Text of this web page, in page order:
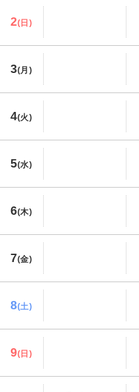
2(日)
3(月)
4(火)
5(水)
6(木)
7(金)
8(土)
9(日)